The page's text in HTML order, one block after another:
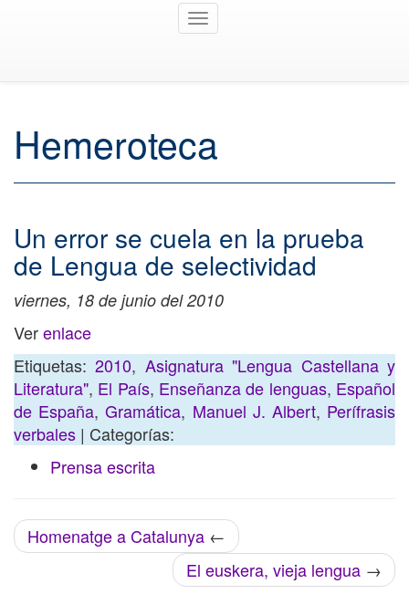
Toggle
Hemeroteca
Un error se cuela en la prueba
de Lengua de selectividad
viernes, 18 de junio del 2010
Verenlace
Etiquetas:2010, Asignatura "Lengua Castellana y
Literatura", El País, Enseñanza de lenguas, Español
de España,Gramática, Manuel J. Albert, Perífrasis
verbales | Categorías:
Prensa escrita
Homenatge a Catalunya ←
El euskera, vieja lengua →